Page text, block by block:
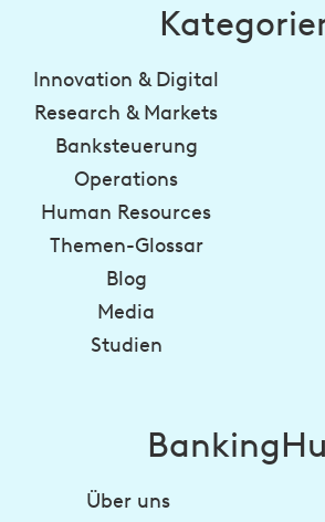
Innovation & Digital
Research & Markets
Banksteuerung
Operations
Human Resources
Themen-Glossar
Blog
Media
Studien
Über uns